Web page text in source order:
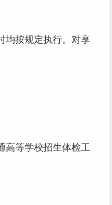
均按规定执行。对享
高等学校招生体检工